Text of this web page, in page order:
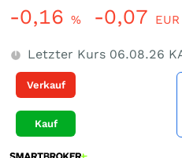
-0,16 % -0,07 EUR
Letzter Kurs 06.08.26
Verkauf
Kauf